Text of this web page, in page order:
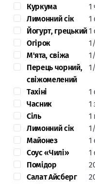
Куркума
1
Лимонний сік
1
Йогурт, грецький1
Огірок
М'ята, свіжа
Перець чорний,
свіжомелений
Тахіні
1
Часник
1
Сіль
1
Лимонний сік
Майонез
1
Соус «Чилі»
1
Помідор
Салат Айсберг